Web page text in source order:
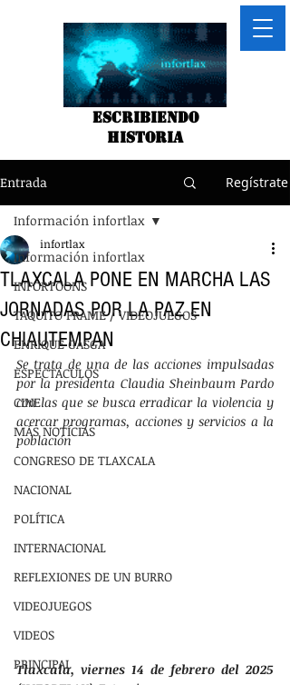
Escribiendo
historia
Entrada Regístrate
Información infortlax
INFORTOONS
TAQUITO FRAME / VIDEOJUEGOS
ENRIQUE GASGA
ESPECTACULOS
CINE
MÁS NOTÍCIAS
CONGRESO DE TLAXCALA
NACIONAL
POLÍTICA
INTERNACIONAL
REFLEXIONES DE UN BURRO
VIDEOJUEGOS
VIDEOS
PRINCIPAL
Información infortlax
TLAXCALA PONE EN MARCHA LAS
JORNADAS POR LA PAZ EN
CHIAUTEMPAN
infortlax
Se trata de una de las acciones impulsadas
por la presidenta Claudia Sheinbaum Pardo
con las que se busca erradicar la violencia y
acercar programas, acciones y servicios a la
población
Tlaxcala, viernes 14 de febrero del 2025